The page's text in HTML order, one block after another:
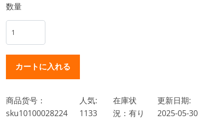
数量
商品货号：
sku10100028224
人気:
1133
在庫状
況：有り
更新日期:
2025-05-30